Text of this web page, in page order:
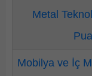
Metal
Mobilya ve İç